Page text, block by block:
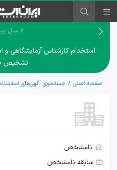
۶ سال پیش
استخدام کارشناس آزمایشگاهی و
تشخیص
صفحه اصلی جستجوی آگهی‌های
نامشخص
سابقه نامشخص